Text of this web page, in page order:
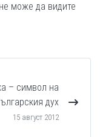
може да видите
– символ на
дух
15 август 2012